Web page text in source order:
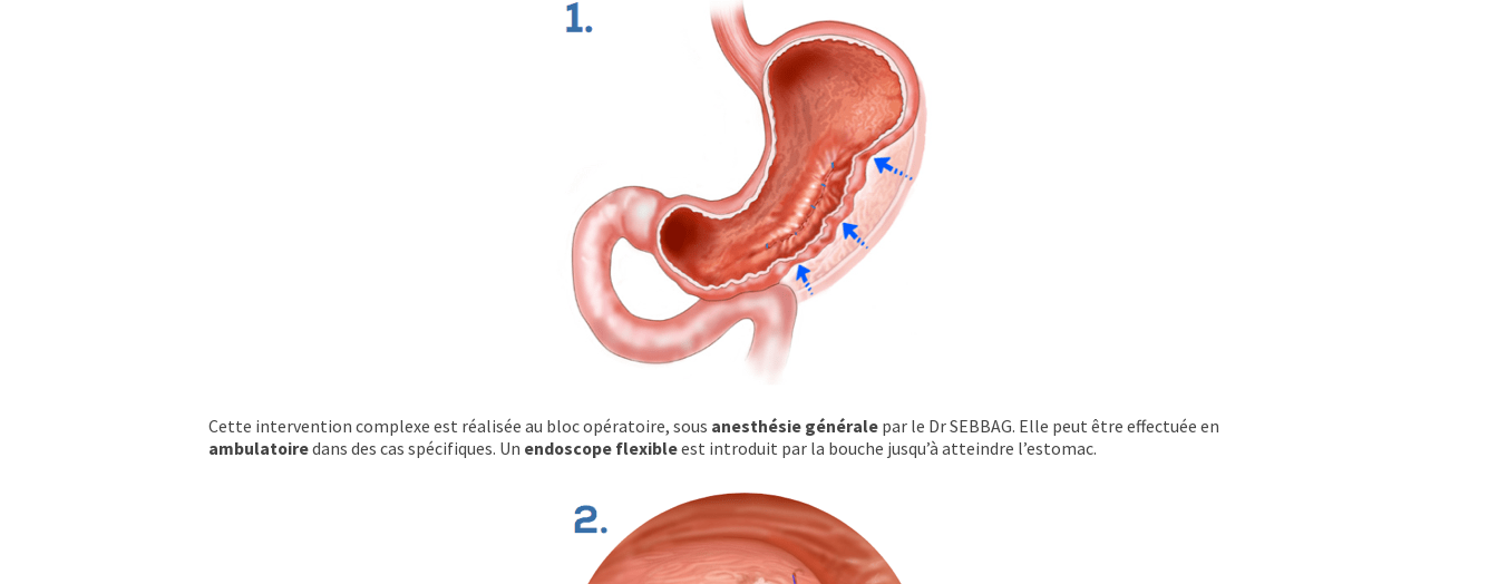
Cette intervention complexe est réalisée au bloc opératoire, sous anesthésie générale par le Dr SEBBAG. Elle peut être effectuée en
ambulatoiredans des cas spécifiques. Un endoscope flexibleest introduit par la bouche jusqu’à atteindre l’estomac.